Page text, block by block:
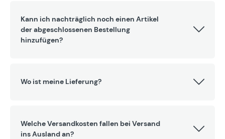
Kann ich nachträglich noch einen Artikel
der abgeschlossenen Bestellung
hinzufügen?
Wo ist meine Lieferung?
Welche Versandkosten fallen bei Versand
ins Ausland an?